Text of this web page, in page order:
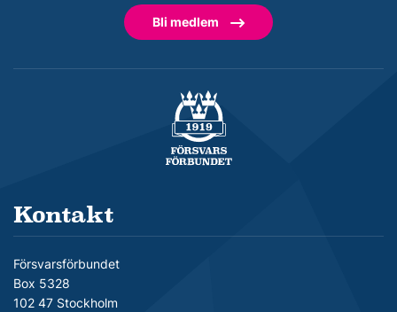
Bli medlem
Försvarsförbundet
Kontakt
Försvarsförbundet
Box 5328
102 47 Stockholm